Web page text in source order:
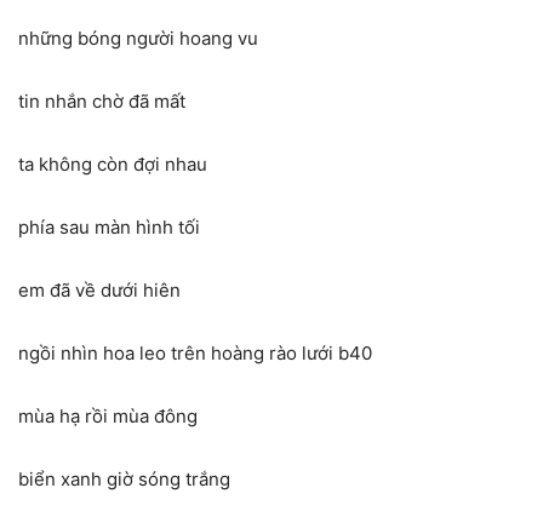
những bóng người hoang vu
tin nhắn chờ đã mất
ta không còn đợi nhau
phía sau màn hình tối
em đã về dưới hiên
ngồi nhìn hoa leo trên hoàng rào lưới b40
mùa hạ rồi mùa đông
biển xanh giờ sóng trắng